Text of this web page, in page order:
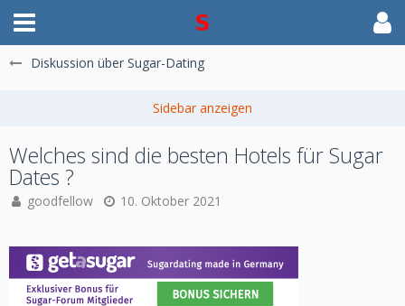
Diskussion über Sugar-Dating
Welches sind die besten Hotels für Sugar
Dates ?
goodfellow 10. Oktober 2021